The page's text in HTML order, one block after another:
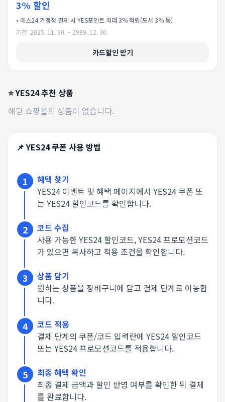
3% 할인
• 예스24 가맹점 결제 시 YES포인트 최대 3% 적립(도서 3% 등)
기간: 2025. 11. 30. ~ 2999. 12. 30.
카드할인 받기
⭐YES24추천 상품
해당 쇼핑몰의 상품이 없습니다.
📌YES24쿠폰 사용 방법
1
혜택 찾기
YES24 이벤트 및 혜택 페이지에서 YES24 쿠폰 또
는 YES24 할인코드를 확인합니다.
2
코드 수집
사용 가능한 YES24 할인코드, YES24 프로모션코드
가 있으면 복사하고 적용 조건을 확인합니다.
3
상품 담기
원하는 상품을 장바구니에 담고 결제 단계로 이동합
니다.
4
코드 적용
결제 단계의 쿠폰/코드 입력란에 YES24 할인코드
또는 YES24 프로모션코드를 적용합니다.
5
최종 혜택 확인
최종 결제 금액과 할인 반영 여부를 확인한 뒤 결제
를 완료합니다.